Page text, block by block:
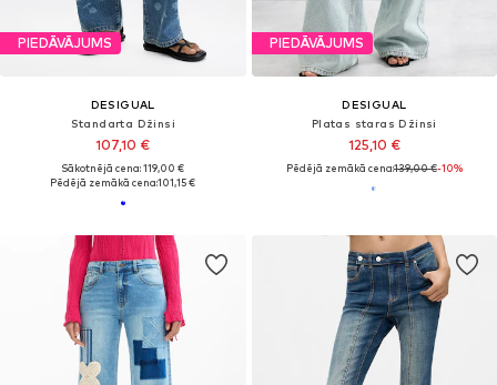
PIEDĀVĀJUMS
DESIGUAL
Standarta Džinsi
107,10 €
Sākotnējā cena: 119,00 €
Pēdējā zemākā cena:101,15 €
PIEDĀVĀJUMS
DESIGUAL
Platas staras Džinsi
125,10 €
Pēdējā zemākā cena:139,00 €-10%